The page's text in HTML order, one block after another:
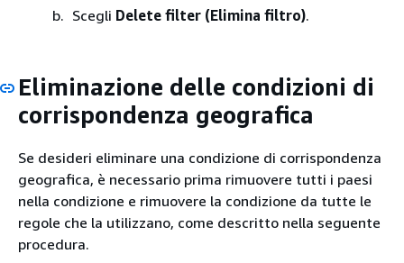
Scegli Delete filter (Elimina filtro).
Eliminazione delle condizioni di
corrispondenza geografica
Se desideri eliminare una condizione di corrispondenza
geografica, è necessario prima rimuovere tutti i paesi
nella condizione e rimuovere la condizione da tutte le
regole che la utilizzano, come descritto nella seguente
procedura.